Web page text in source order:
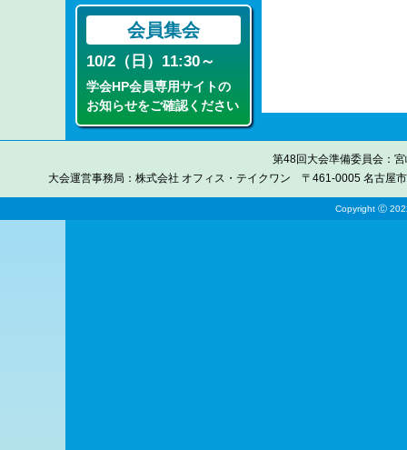
会員集会
10/2（日）11:30～
学会HP会員専用サイトの
お知らせをご確認ください
第48回大会準備委員会：
大会運営事務局：株式会社 オフィス・テイクワン 〒461-0005 名古
Copyright Ⓒ